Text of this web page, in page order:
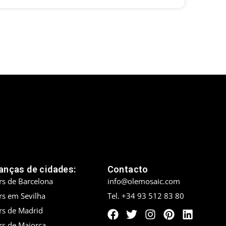
de cidades:
de Barcelona
em Sevilha
de Madrid
Contacto
info@olemosaic.com
Tel. +34 93 512 83 80